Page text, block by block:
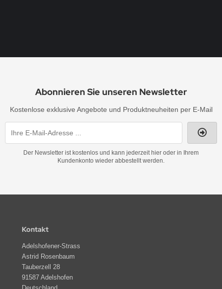
Abonnieren Sie unseren Newsletter
Kostenlose exklusive Angebote und Produktneuheiten per E-Mail
Der Newsletter ist kostenlos und kann jederzeit hier oder in Ihrem
Kundenkonto wieder abbestellt werden.
Kontakt
Adelshofener-Strass
Astrid Rosenbaum
Tauberzell 28
91587 Adelshofen